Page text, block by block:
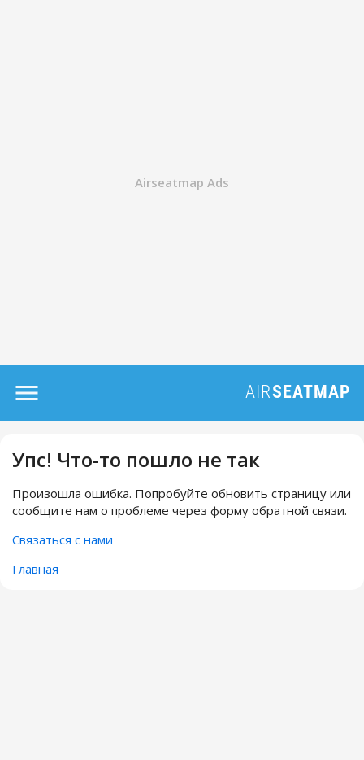
Упс! Что-то пошло не так
Произошла ошибка. Попробуйте обновить страницу или
сообщите нам о проблеме через форму обратной связи.
Связаться с нами
Главная